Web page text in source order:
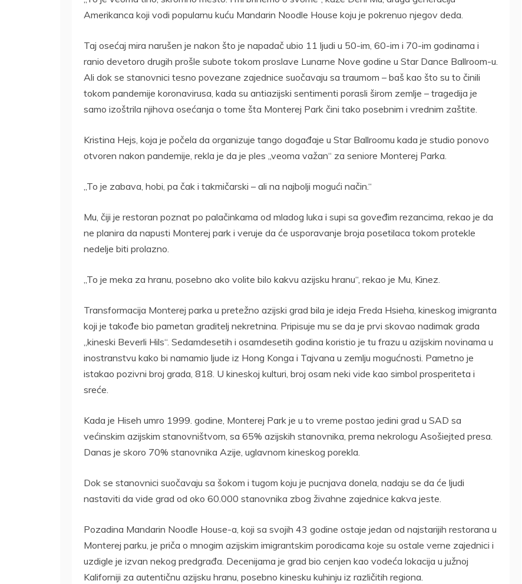
Amerikanca koji vodi popularnu kuću Mandarin Noodle House koju je pokrenuo njegov deda.
Taj osećaj mira narušen je nakon što je napadač ubio 11 ljudi u 50-im, 60-im i 70-im godinama i
ranio devetoro drugih prošle subote tokom proslave Lunarne Nove godine u Star Dance Ballroom-u.
Ali dok se stanovnici tesno povezane zajednice suočavaju sa traumom – baš kao što su to činili
tokom pandemije koronavirusa, kada su antiazijski sentimenti porasli širom zemlje – tragedija je
samo izoštrila njihova osećanja o tome šta Monterej Park čini tako posebnim i vrednim zaštite.
Kristina Hejs, koja je počela da organizuje tango događaje u Star Ballroomu kada je studio ponovo
otvoren nakon pandemije, rekla je da je ples „veoma važan“ za seniore Monterej Parka.
„To je zabava, hobi, pa čak i takmičarski – ali na najbolji mogući način.“
Mu, čiji je restoran poznat po palačinkama od mladog luka i supi sa goveđim rezancima, rekao je da
ne planira da napusti Monterej park i veruje da će usporavanje broja posetilaca tokom protekle
nedelje biti prolazno.
„To je meka za hranu, posebno ako volite bilo kakvu azijsku hranu“, rekao je Mu, Kinez.
Transformacija Monterej parka u pretežno azijski grad bila je ideja Freda Hsieha, kineskog imigranta
koji je takođe bio pametan graditelj nekretnina. Pripisuje mu se da je prvi skovao nadimak grada
„kineski Beverli Hils“. Sedamdesetih i osamdesetih godina koristio je tu frazu u azijskim novinama u
inostranstvu kako bi namamio ljude iz Hong Konga i Tajvana u zemlju mogućnosti. Pametno je
istakao pozivni broj grada, 818. U kineskoj kulturi, broj osam neki vide kao simbol prosperiteta i
sreće.
Kada je Hiseh umro 1999. godine, Monterej Park je u to vreme postao jedini grad u SAD sa
većinskim azijskim stanovništvom, sa 65% azijskih stanovnika, prema nekrologu Asošiejted presa.
Danas je skoro 70% stanovnika Azije, uglavnom kineskog porekla.
Dok se stanovnici suočavaju sa šokom i tugom koju je pucnjava donela, nadaju se da će ljudi
nastaviti da vide grad od oko 60.000 stanovnika zbog živahne zajednice kakva jeste.
Pozadina Mandarin Noodle House-a, koji sa svojih 43 godine ostaje jedan od najstarijih restorana u
Monterej parku, je priča o mnogim azijskim imigrantskim porodicama koje su ostale verne zajednici i
uzdigle je izvan nekog predgrađa. Decenijama je grad bio cenjen kao vodeća lokacija u južnoj
Kaliforniji za autentičnu azijsku hranu, posebno kinesku kuhinju iz različitih regiona.